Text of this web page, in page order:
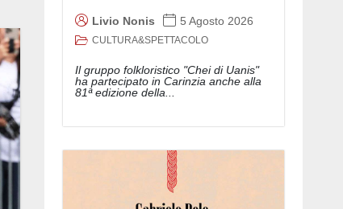
Livio Nonis 5 Agosto 2026
CULTURA&SPETTACOLO
Il gruppo folkloristico "Chei di Uanis"
ha partecipato in Carinzia anche alla
81ª edizione della...